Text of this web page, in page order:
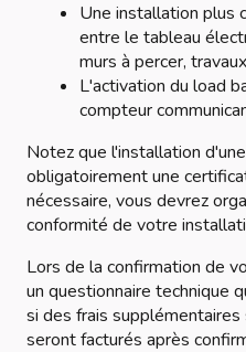
Une installation plus
entre le tableau
murs à percer,
L'activation du load
compteur
Notez que l'installation
obligatoirement une
nécessaire, vous devrez
conformité de votre
Lors de la confirmation de
un questionnaire technique
si des frais supplémentaires
seront facturés après